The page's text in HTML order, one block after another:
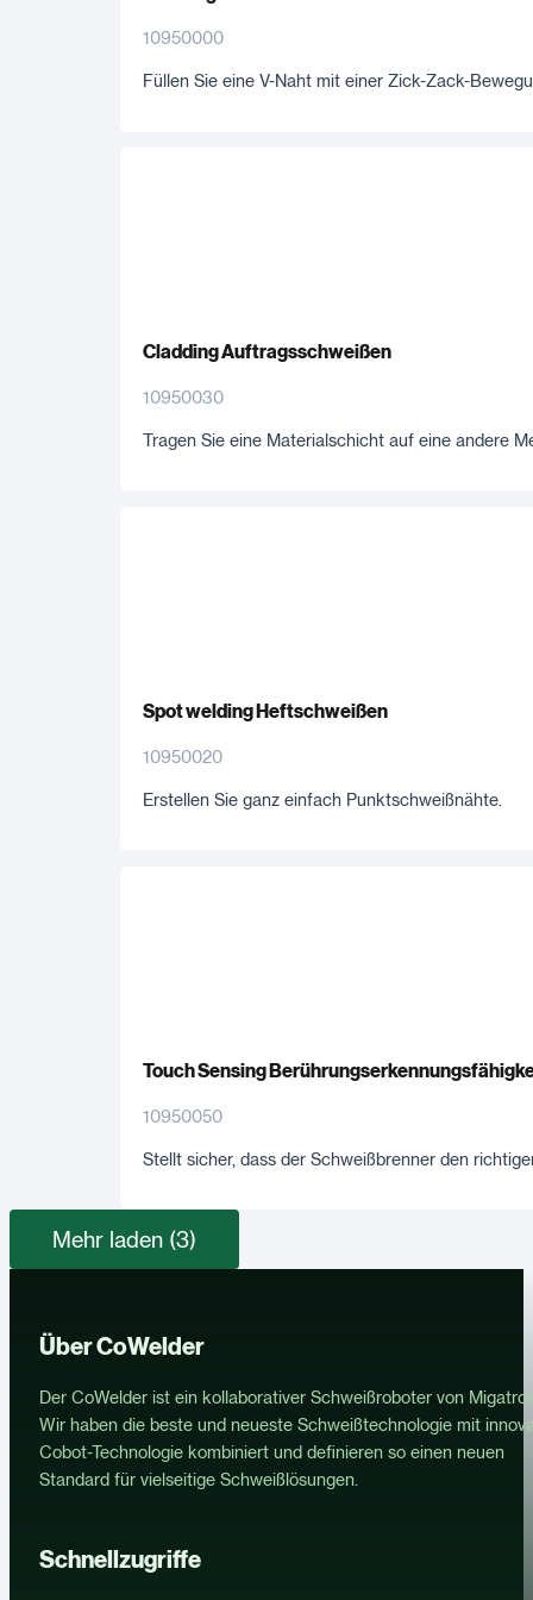
10950000
Füllen Sie eine V-Naht mit einer Zick-Zack-
Cladding Auftragsschweißen
10950030
Tragen Sie eine Materialschicht auf eine andere
Spot welding Heftschweißen
10950020
Erstellen Sie ganz einfach Punktschweißnähte.
Touch Sensing
10950050
Stellt sicher, dass der Schweißbrenner den
Mehr laden (3)
Über CoWelder
Der CoWelder ist ein kollaborativer Schweißroboter von
Wir haben die beste und neueste Schweißtechnologie mit
Cobot-Technologie kombiniert und definieren so einen neuen
Standard für vielseitige Schweißlösungen.
Schnellzugriffe